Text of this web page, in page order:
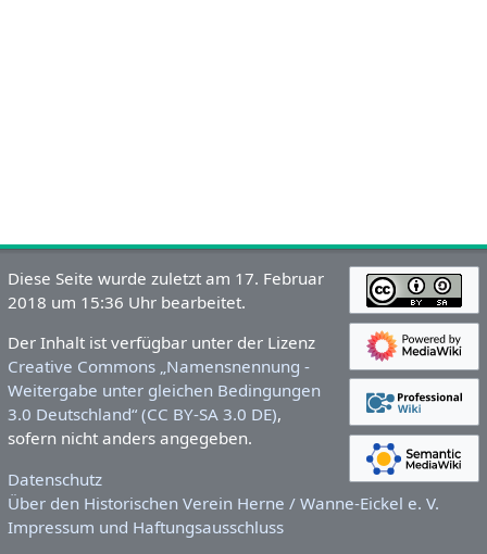
Diese Seite wurde zuletzt am 17. Februar
2018 um 15:36 Uhr bearbeitet.
Der Inhalt ist verfügbar unter der Lizenz
Creative Commons „Namensnennung -
Weitergabe unter gleichen Bedingungen
3.0 Deutschland“ (CC BY-SA 3.0 DE),
sofern nicht anders angegeben.
Datenschutz
Über den Historischen Verein Herne / Wanne-Eickel e. V.
Impressum und Haftungsausschluss